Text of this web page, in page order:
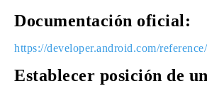
Documentación oficial:
https://developer.android.com/
Establecer posición de